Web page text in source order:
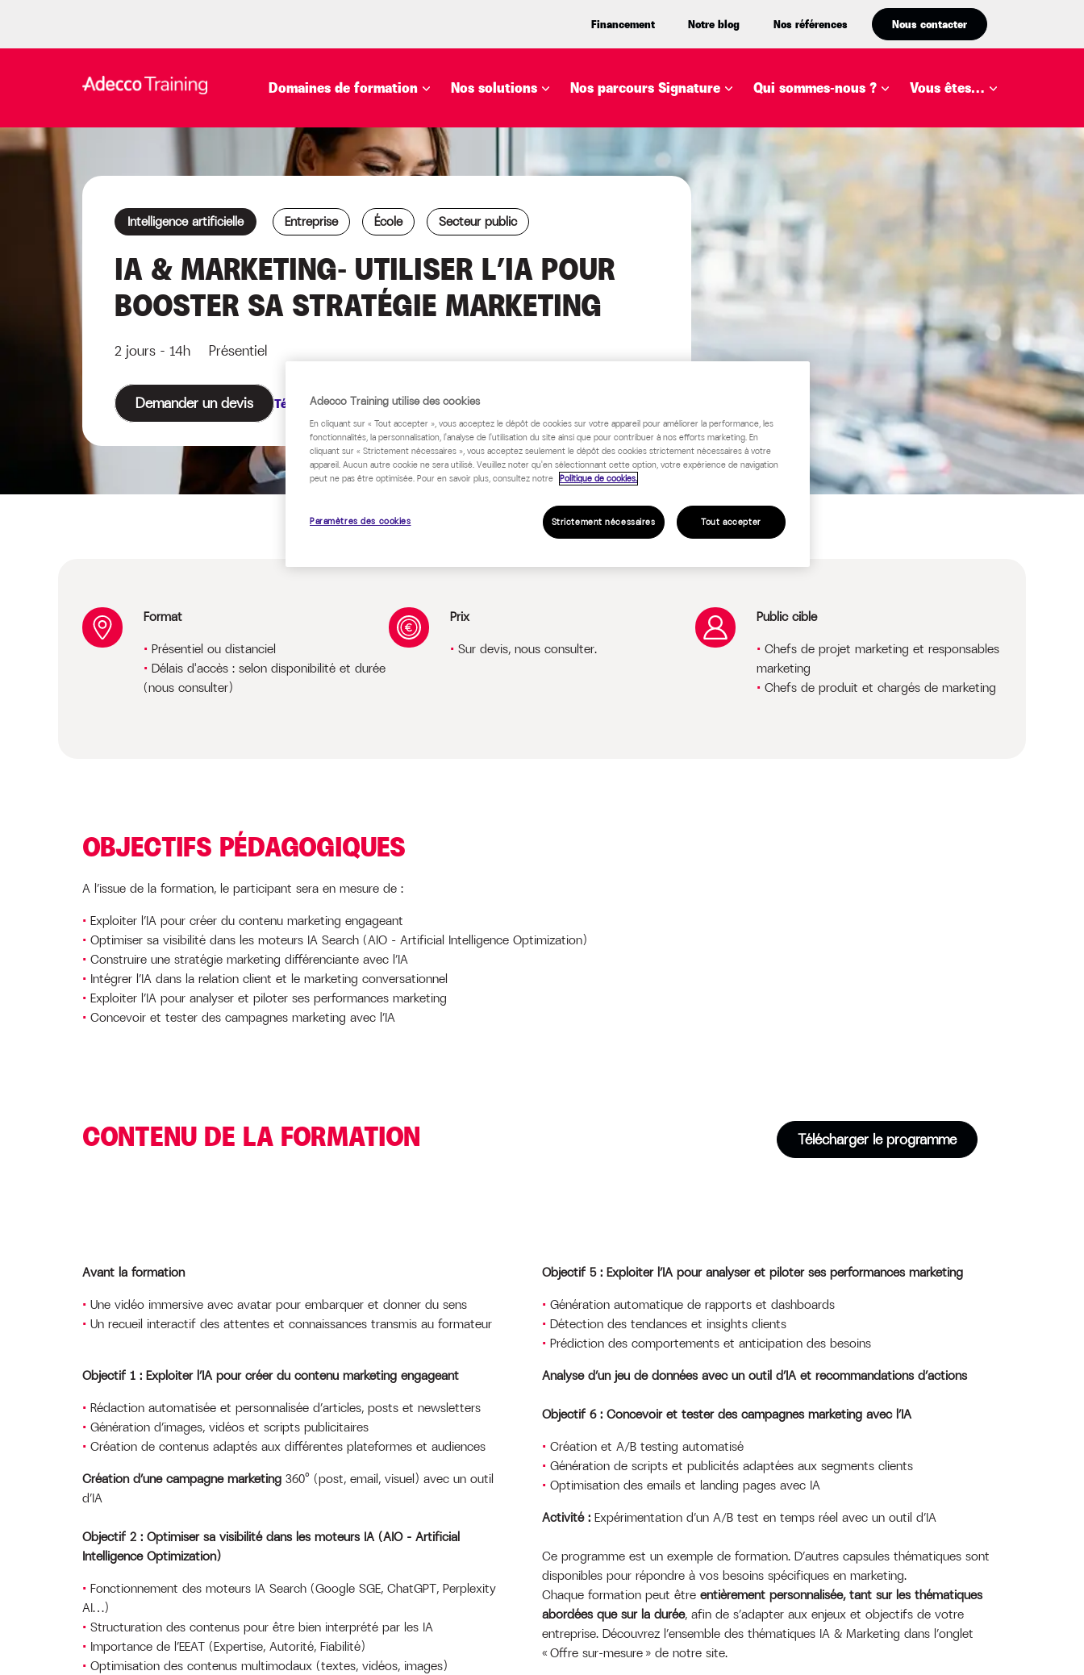
Financement Notre blog Nos références Nous contacter
Domaines de formation Nos solutions Nos parcours Signature Qui sommes-nous ? Vous êtes…
Intelligence artificielle Entreprise École Secteur public
IA & MARKETING- UTILISER L’IA POUR
BOOSTER SA STRATÉGIE MARKETING
2 jours - 14h Présentiel
Demander un devis Télécharger le programme
Format
Présentiel ou distanciel
Délais d'accès : selon disponibilité et durée
(nous consulter)
Prix
Sur devis, nous consulter.
Public cible
Chefs de projet marketing et responsables
marketing
Chefs de produit et chargés de marketing
OBJECTIFS PÉDAGOGIQUES
A l’issue de la formation, le participant sera en mesure de :
Exploiter l’IA pour créer du contenu marketing engageant
Optimiser sa visibilité dans les moteurs IA Search (AIO – Artificial Intelligence Optimization)
Construire une stratégie marketing différenciante avec l’IA
Intégrer l’IA dans la relation client et le marketing conversationnel
Exploiter l’IA pour analyser et piloter ses performances marketing
Concevoir et tester des campagnes marketing avec l’IA
CONTENU DE LA FORMATION Télécharger le programme
Avant la formation
Une vidéo immersive avec avatar pour embarquer et donner du sens
Un recueil interactif des attentes et connaissances transmis au formateur
Objectif 1 : Exploiter l’IA pour créer du contenu marketing engageant
Rédaction automatisée et personnalisée d’articles, posts et newsletters
Génération d’images, vidéos et scripts publicitaires
Création de contenus adaptés aux différentes plateformes et audiences
Création d’une campagne marketing 360° (post, email, visuel) avec un outil
d’IA
Objectif 2 : Optimiser sa visibilité dans les moteurs IA (AIO – Artificial
Intelligence Optimization)
Fonctionnement des moteurs IA Search (Google SGE, ChatGPT, Perplexity
AI…)
Structuration des contenus pour être bien interprété par les IA
Importance de l’EEAT (Expertise, Autorité, Fiabilité)
Optimisation des contenus multimodaux (textes, vidéos, images)
Objectif 5 : Exploiter l’IA pour analyser et piloter ses performances marketing
Génération automatique de rapports et dashboards
Détection des tendances et insights clients
Prédiction des comportements et anticipation des besoins
Analyse d’un jeu de données avec un outil d’IA et recommandations d’actions
Objectif 6 : Concevoir et tester des campagnes marketing avec l’IA
Création et A/B testing automatisé
Génération de scripts et publicités adaptées aux segments clients
Optimisation des emails et landing pages avec IA
Activité : Expérimentation d’un A/B test en temps réel avec un outil d’IA
Ce programme est un exemple de formation. D’autres capsules thématiques sont
disponibles pour répondre à vos besoins spécifiques en marketing.
Chaque formation peut être entièrement personnalisée, tant sur les thématiques
abordées que sur la durée, afin de s’adapter aux enjeux et objectifs de votre
entreprise. Découvrez l’ensemble des thématiques IA & Marketing dans l’onglet
« Offre sur-mesure » de notre site.
Adecco Training utilise des cookies
En cliquant sur « Tout accepter », vous acceptez le dépôt de cookies sur votre appareil pour améliorer la performance, les
fonctionnalités, la personnalisation, l'analyse de l'utilisation du site ainsi que pour contribuer à nos efforts marketing. En
cliquant sur « Strictement nécessaires », vous acceptez seulement le dépôt des cookies strictement nécessaires à votre
appareil. Aucun autre cookie ne sera utilisé. Veuillez noter qu'en sélectionnant cette option, votre expérience de navigation
peut ne pas être optimisée. Pour en savoir plus, consultez notre Politique de cookies.
Paramètres des cookies Strictement nécessaires Tout accepter